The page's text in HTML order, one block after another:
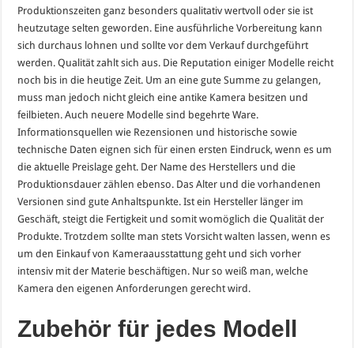
Produktionszeiten ganz besonders qualitativ wertvoll oder sie ist
heutzutage selten geworden. Eine ausführliche Vorbereitung kann
sich durchaus lohnen und sollte vor dem Verkauf durchgeführt
werden. Qualität zahlt sich aus. Die Reputation einiger Modelle reicht
noch bis in die heutige Zeit. Um an eine gute Summe zu gelangen,
muss man jedoch nicht gleich eine antike Kamera besitzen und
feilbieten. Auch neuere Modelle sind begehrte Ware.
Informationsquellen wie Rezensionen und historische sowie
technische Daten eignen sich für einen ersten Eindruck, wenn es um
die aktuelle Preislage geht. Der Name des Herstellers und die
Produktionsdauer zählen ebenso. Das Alter und die vorhandenen
Versionen sind gute Anhaltspunkte. Ist ein Hersteller länger im
Geschäft, steigt die Fertigkeit und somit womöglich die Qualität der
Produkte. Trotzdem sollte man stets Vorsicht walten lassen, wenn es
um den Einkauf von Kameraausstattung geht und sich vorher
intensiv mit der Materie beschäftigen. Nur so weiß man, welche
Kamera den eigenen Anforderungen gerecht wird.
Zubehör für jedes Modell